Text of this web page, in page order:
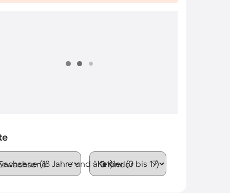
(18 Jahre und älter)Kinder (0 bis 17)